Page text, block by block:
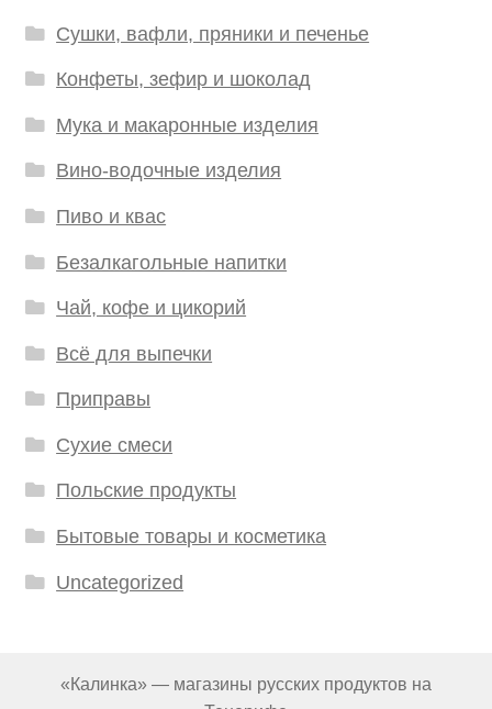
Сушки, вафли, пряники и печенье
Конфеты, зефир и шоколад
Мука и макаронные изделия
Вино-водочные изделия
Пиво и квас
Безалкагольные напитки
Чай, кофе и цикорий
Всё для выпечки
Приправы
Сухие смеси
Польские продукты
Бытовые товары и косметика
Uncategorized
«Калинка» — магазины русских продуктов на